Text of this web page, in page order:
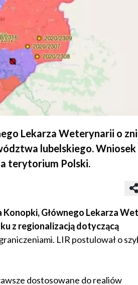
Lekarza Weterynarii o
lubelskiego. Wniosek
terytorium Polski.
Konopki, Głównego Lekarza
z regionalizacją dotyczącą
LIR postulował o
dostosowane do realiów